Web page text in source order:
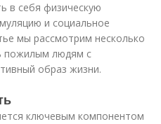
в себя физическую
и социальное
мы рассмотрим несколько
пожилым людям с
образ жизни.
ключевым компонентом